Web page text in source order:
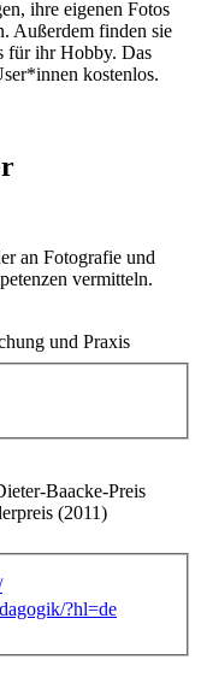
ihre eigenen Fotos
Außerdem finden sie
für ihr Hobby. Das
kostenlos.
an Fotografie und
vermitteln.
und Praxis
Baacke-Preis
(2011)
?hl=de